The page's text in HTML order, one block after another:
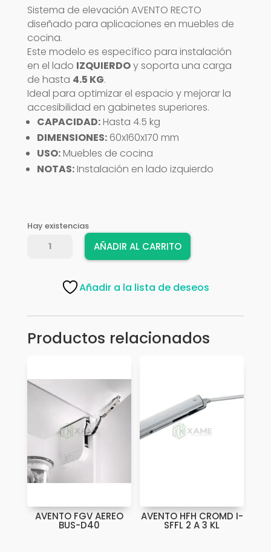
Sistema de elevación AVENTO RECTO
diseñado para aplicaciones en muebles de
cocina.
Este modelo es específico para instalación
en el lado IZQUIERDOy soporta una carga
de hasta 4.5 KG.
Ideal para optimizar el espacio y mejorar la
accesibilidad en gabinetes superiores.
CAPACIDAD:Hasta 4.5 kg
DIMENSIONES:60x160x170 mm
USO:Muebles de cocina
NOTAS:Instalación en lado izquierdo
Hay existencias
AVENTO
CS2107SL
AÑADIR AL CARRITO
Añadir a la lista de deseos
Productos relacionados
AVENTO FGV AEREO
BUS-D40
AVENTO HFH CROMD I-
SFFL 2 A 3 KL